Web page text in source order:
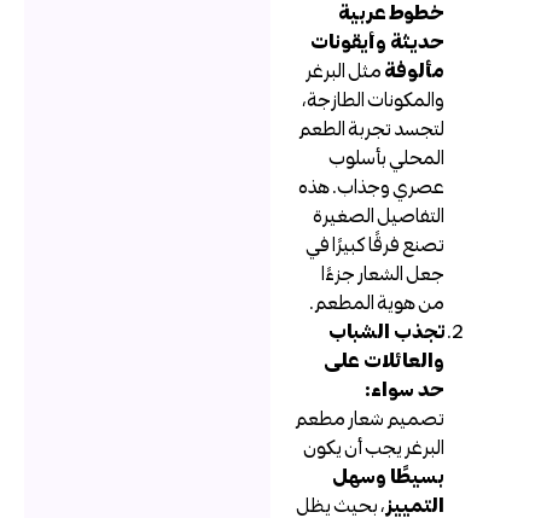
خطوط عربية
حديثة وأيقونات
مألوفةمثل البرغر
والمكونات الطازجة،
لتجسد تجربة الطعم
المحلي بأسلوب
عصري وجذاب. هذه
التفاصيل الصغيرة
تصنع فرقًا كبيرًا في
جعل الشعار جزءًا
من هوية المطعم.
تجذب الشباب
والعائلات على
حد سواء:
تصميم شعار مطعم
البرغر يجب أن يكون
بسيطًا وسهل
التمييز، بحيث يظل